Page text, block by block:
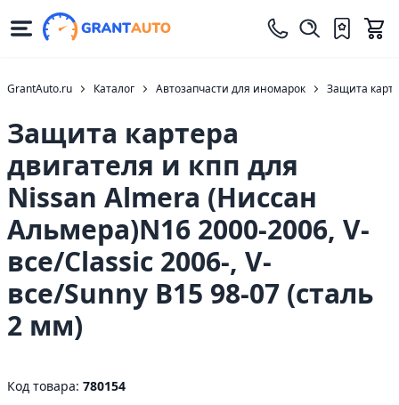
GrantAuto.ru Каталог Автозапчасти для иномарок Защита
Защита картера
двигателя и кпп для
Nissan Almera (Ниссан
Альмера)N16 2000-2006, V-
все/Classic 2006-, V-
все/Sunny B15 98-07 (сталь
2 мм)
Код товара: 780154